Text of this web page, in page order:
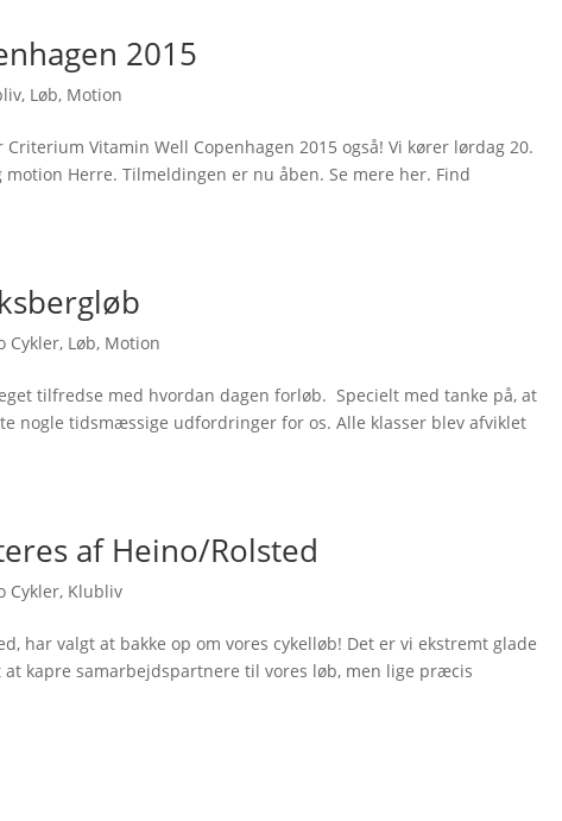
2015
, Løb, Motion
Vitamin Well Copenhagen 2015 også! Vi kører lørdag 20.
Herre. Tilmeldingen er nu åben. Se mere her. Find
Cykler, Løb, Motion
tilfredse med hvordan dagen forløb. Specielt med tanke på, at
nogle tidsmæssige udfordringer for os. Alle klasser blev afviklet
af Heino/Rolsted
Cykler, Klubliv
har valgt at bakke op om vores cykelløb! Det er vi ekstremt glade
kapre samarbejdspartnere til vores løb, men lige præcis